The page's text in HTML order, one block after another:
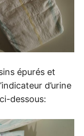
épurés et
d’urine
dessous: